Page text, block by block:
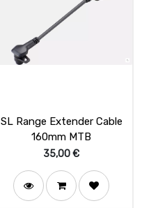
SL Range Extender Cable
160mm MTB
35,00€